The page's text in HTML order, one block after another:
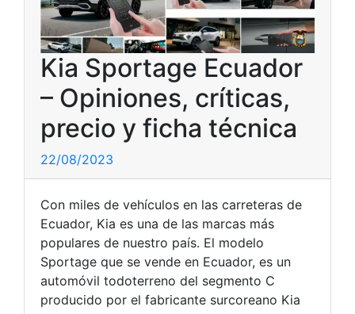
Kia Sportage Ecuador
– Opiniones, críticas,
precio y ficha técnica
22/08/2023
Con miles de vehículos en las carreteras de
Ecuador, Kia es una de las marcas más
populares de nuestro país. El modelo
Sportage que se vende en Ecuador, es un
automóvil todoterreno del segmento C
producido por el fabricante surcoreano Kia